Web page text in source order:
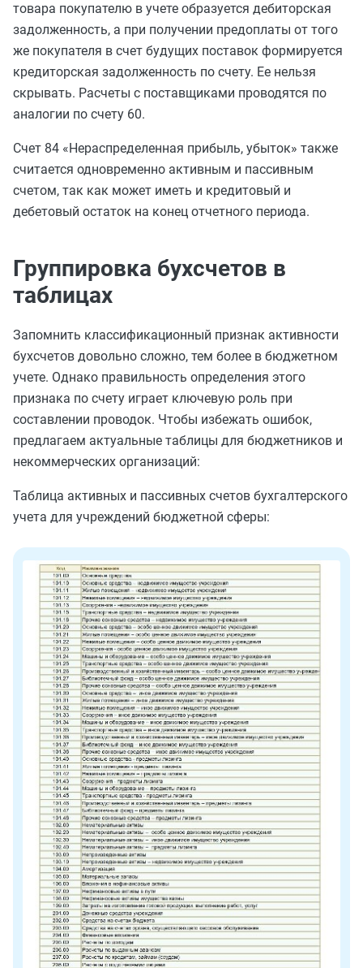
товара покупателю в учете образуется дебиторская
задолженность, а при получении предоплаты от того
же покупателя в счет будущих поставок формируется
кредиторская задолженность по счету. Ее нельзя
скрывать. Расчеты с поставщиками проводятся по
аналогии по счету 60.
Счет 84 «Нераспределенная прибыль, убыток» также
считается одновременно активным и пассивным
счетом, так как может иметь и кредитовый и
дебетовый остаток на конец отчетного периода.
Группировка бухсчетов в
таблицах
Запомнить классификационный признак активности
бухсчетов довольно сложно, тем более в бюджетном
учете. Однако правильность определения этого
признака по счету играет ключевую роль при
составлении проводок. Чтобы избежать ошибок,
предлагаем актуальные таблицы для бюджетников и
некоммерческих организаций:
Таблица активных и пассивных счетов бухгалтерского
учета для учреждений бюджетной сферы: